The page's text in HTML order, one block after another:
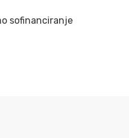
sofinanciranje